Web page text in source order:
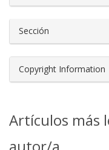
Sección
Copyright Information
Artículos más